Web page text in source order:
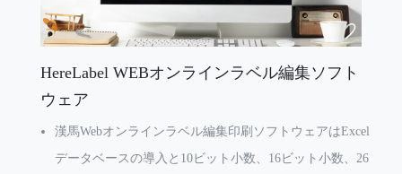
HereLabel WEBオンラインラベル編集ソフト
ウェア
漢馬Webオンラインラベル編集印刷ソフトウェアはExcel
データベースの導入と10ビット小数、16ビット小数、26